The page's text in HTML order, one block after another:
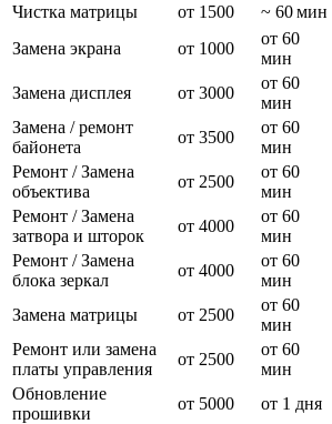
Чистка матрицы от 1500 ~ 60 мин
Замена экрана от 1000
от 60
мин
Замена дисплея от 3000
от 60
мин
Замена / ремонт
байонета
от 3500
от 60
мин
Ремонт / Замена
объектива
от 2500
от 60
мин
Ремонт / Замена
затвора и шторок
от 4000
от 60
мин
Ремонт / Замена
блока зеркал
от 4000
от 60
мин
Замена матрицы от 2500
от 60
мин
Ремонт или замена
платы управления
от 2500
от 60
мин
Обновление
прошивки
от 5000 от 1 дня